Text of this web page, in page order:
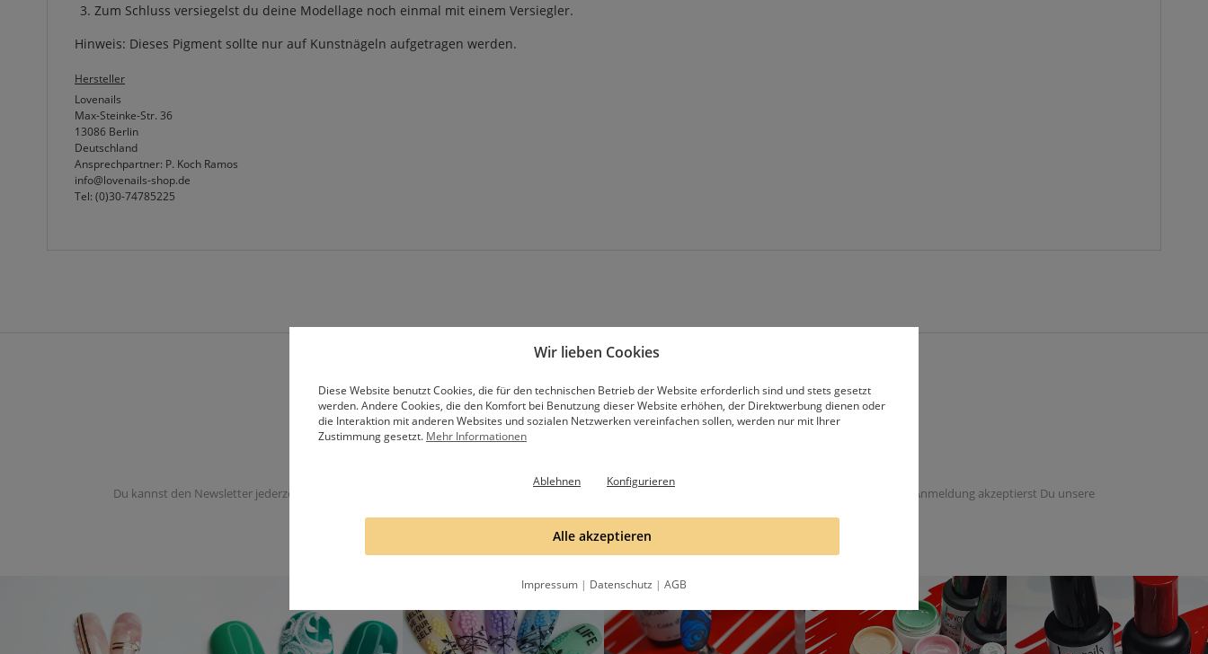
Zum Schluss versiegelst du deine Modellage noch einmal mit einem Versiegler.
Hinweis: Dieses Pigment sollte nur auf Kunstnägeln aufgetragen werden.
Hersteller
Lovenails
Max-Steinke-Str. 36
13086 Berlin
Deutschland
Ansprechpartner: P. Koch Ramos
info@lovenails-shop.de
Tel: (0)30-74785225
Abonniere unseren Newsletter
Du kannst den Newsletter jederzeit abbestellen. Du erhälst eine Email, bitte bestätige die Anmeldung mit dem Bestätigungslink in dieser Email. Mit der Anmeldung akzeptierst Du unsere
Wir lieben Cookies
Diese Website benutzt Cookies, die für den technischen Betrieb der Website erforderlich sind und stets gesetzt
werden. Andere Cookies, die den Komfort bei Benutzung dieser Website erhöhen, der Direktwerbung dienen oder
die Interaktion mit anderen Websites und sozialen Netzwerken vereinfachen sollen, werden nur mit Ihrer
Zustimmung gesetzt. Mehr Informationen
Ablehnen Konfigurieren
Alle akzeptieren
Impressum | Datenschutz | AGB